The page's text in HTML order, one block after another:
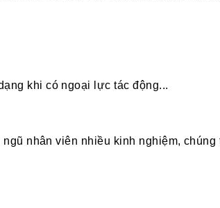
khi có ngoại lực tác động...
nhân viên nhiều kinh nghiệm,